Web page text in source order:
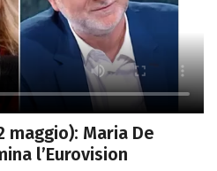
maggio): Maria De
l’Eurovision